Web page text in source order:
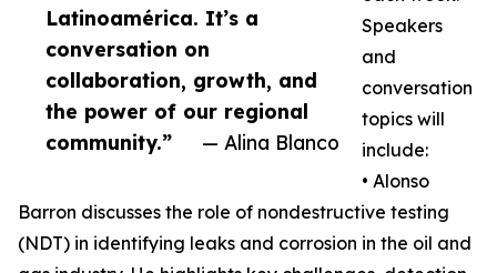
Latinoamérica. It’s a
conversation on
collaboration, growth, and
the power of our regional
community.”
— Alina Blanco
Speakers
and
conversation
topics will
include:
• Alonso
Barron discusses the role of nondestructive testing
(NDT) in identifying leaks and corrosion in the oil and